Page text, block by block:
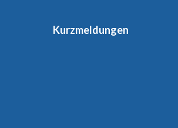
Kurzmeldungen